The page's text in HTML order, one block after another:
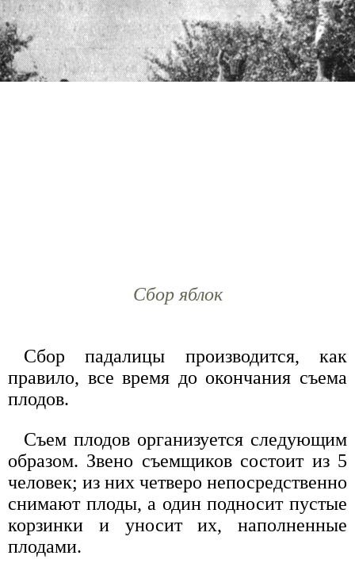
Сбор яблок
Сбор падалицы производится, как
правило, все время до окончания съема
плодов.
Съем плодов организуется следующим
образом. Звено съемщиков состоит из 5
человек; из них четверо непосредственно
снимают плоды, а один подносит пустые
корзинки и уносит их, наполненные
плодами.